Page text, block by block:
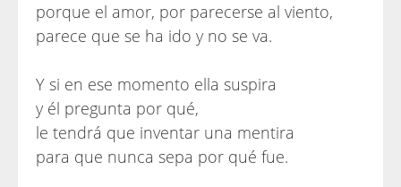
porque el amor, por parecerse al viento,
parece que se ha ido y no se va.
Y si en ese momento ella suspira
y él pregunta por qué,
le tendrá que inventar una mentira
para que nunca sepa por qué fue.